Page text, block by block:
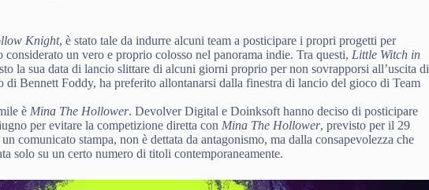
Knight, è stato tale da indurre alcuni team a posticipare i propri progetti per
un vero e proprio colosso nel panorama indie. Tra questi, Little Witch in
la sua data di lancio slittare di alcuni giorni proprio per non sovrapporsi all’uscita di
di Bennett Foddy, ha preferito allontanarsi dalla finestra di lancio del gioco di Team
è Mina The Hollower. Devolver Digital e Doinksoft hanno deciso di posticipare
per evitare la competizione diretta con Mina The Hollower, previsto per il 29
comunicato stampa, non è dettata da antagonismo, ma dalla consapevolezza che
solo su un certo numero di titoli contemporaneamente.